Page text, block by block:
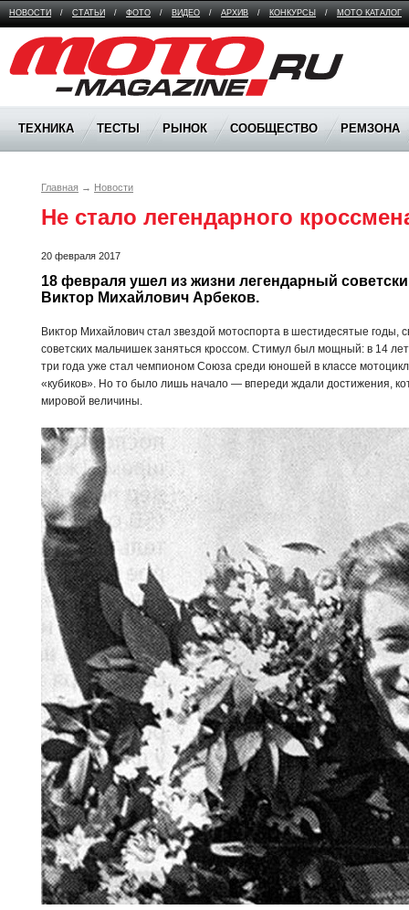
НОВОСТИ / СТАТЬИ / ФОТО / ВИДЕО / АРХИВ / КОНКУРСЫ / МОТО КАТАЛОГ
Moto Magazine
ТЕХНИКА ТЕСТЫ РЫНОК СООБЩЕСТВО РЕМЗОНА
Главная → Новости
Не стало легендарного
20 февраля 2017
18 февраля ушел из жизни легендарный
Виктор Михайлович Арбеков.
Виктор Михайлович стал звездой мотоспорта в шестидесятые годы,
советских мальчишек заняться кроссом. Стимул был мощный: в 14
три года уже стал чемпионом Союза среди юношей в классе
«кубиков». Но то было лишь начало — впереди ждали достижения,
мировой величины.